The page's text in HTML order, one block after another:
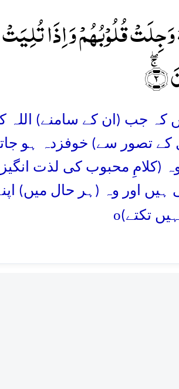
وَجِلَتۡ قُلُوۡبُہُمۡ وَ اِذَا
جب (ان کے سامنے) اللہ کا
تصور سے) خوفزدہ ہو
(کلامِ محبوب کی لذت انگیز
ہیں اور وہ (ہر حال میں)
تکتے)o